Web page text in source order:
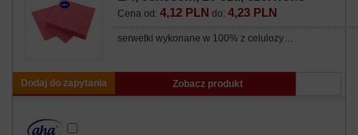
Cena od: 4,12 PLN do: 4,23 PLN
serwetki wykonane w 100% z celulozy…
Dodaj do zapytania Zobacz produkt